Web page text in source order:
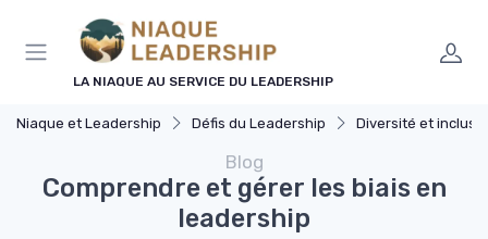
LA NIAQUE AU SERVICE DU LEADERSHIP
Niaque et Leadership Défis du Leadership Diversité et
Blog
Comprendre et gérer les biais en
leadership